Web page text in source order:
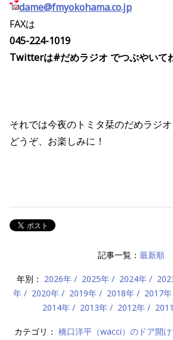
dame@fmyokohama.co.jp
FAXは
045-224-1019
Twitterは#だめラジオ でつぶやいて
それでは今夜のトミタ栞のだめラジオ
どうぞ、お楽しみに！
記事一覧： 最新順
年別： 2026年 2025年 2024年
年
2020年 2019年 2018年 2017年
2014年
2013年 2012年
カテゴリ： 橋口洋平（wacci）のドア開け